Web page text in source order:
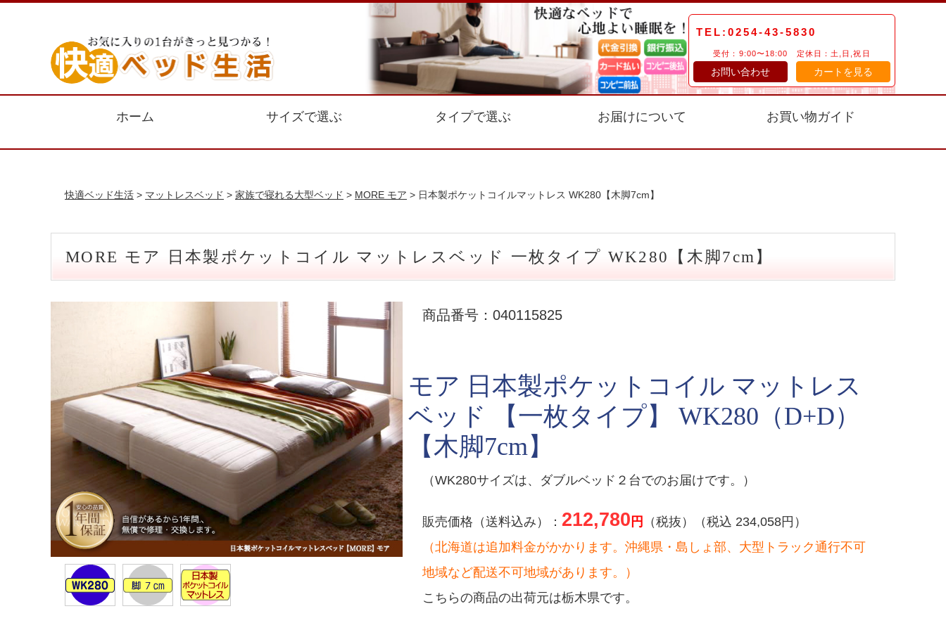
TEL:0254-43-5830
受付：9:00〜18:00 定休日：土,日,祝日
お問い合わせ カートを見る
ホーム サイズで選ぶ タイプで選ぶ お届けについて お買い物ガイド
快適ベッド生活 > マットレスベッド > 家族で寝れる大型ベッド > MORE モア > 日本製ポケットコイルマットレス WK280【木脚7cm】
MORE モア 日本製ポケットコイル マットレスベッド 一枚タイプ WK280【木脚7cm】
商品番号：040115825
モア 日本製ポケットコイル マットレス
ベッド 【一枚タイプ】 WK280（D+D）
【木脚7cm】
（WK280サイズは、ダブルベッド２台でのお届けです。）
販売価格（送料込み）： 212,780 円
（税抜）（税込 234,058円）
（北海道は追加料金がかかります。沖縄県・島しょ部、大型トラック通行不可
地域など配送不可地域があります。）
こちらの商品の出荷元は栃木県です。